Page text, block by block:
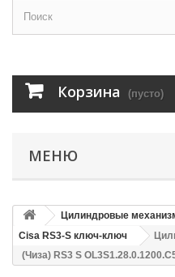
Корзина (пусто)
МЕНЮ
Цилиндровые
Cisa RS3-S ключ-ключ
(Чиза) RS3 S